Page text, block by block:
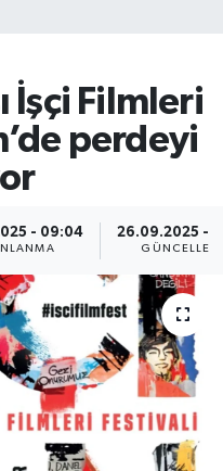
İşçi Filmleri
perdeyi
- 09:04 26.09.2025 -